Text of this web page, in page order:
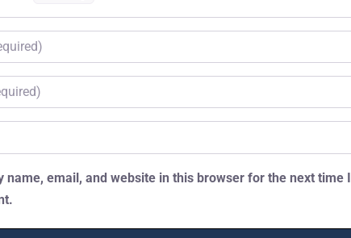
name, email, and website in this browser for the next time I